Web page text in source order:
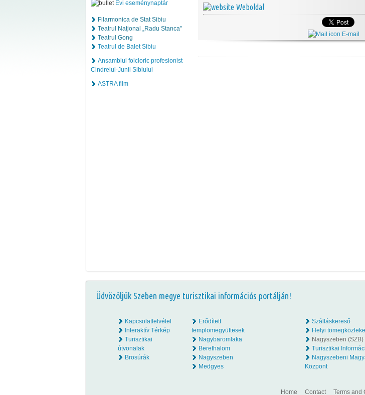
Évi eseménynaptár
Filarmonica de Stat Sibiu
Teatrul Naţional „Radu Stanca”
Teatrul Gong
Teatrul de Balet Sibiu
Ansamblul folcloric profesionist
Cindrelul-Junii Sibiului
ASTRA film
Weboldal
E-mail
Üdvözöljük Szeben megye turisztikai információs portálján!
Kapcsolatfelvétel
Interaktív Térkép
Turisztikai
útvonalak
Brosúrák
Erődített
templomegyüttesek
Nagybaromlaka
Berethalom
Nagyszeben
Medgyes
Szálláskereső
Helyi
Nagyszeben
Turisztikai
Nagyszebeni
Központ
Home Contact Terms and